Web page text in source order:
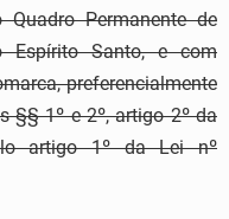
Permanente de
Espírito Santo, e com
preferencialmente
§§ 1º e 2º, artigo 2º da
artigo 1º da Lei nº